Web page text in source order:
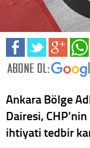
Ankara Bölge
Dairesi,
ihtiyati tedbir